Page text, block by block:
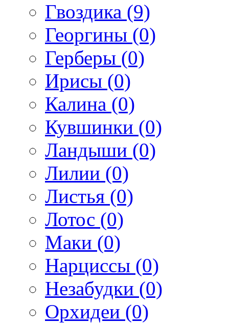
Гвоздика (9)
Георгины (0)
Герберы (0)
Ирисы (0)
Калина (0)
Кувшинки (0)
Ландыши (0)
Лилии (0)
Листья (0)
Лотос (0)
Маки (0)
Нарциссы (0)
Незабудки (0)
Орхидеи (0)